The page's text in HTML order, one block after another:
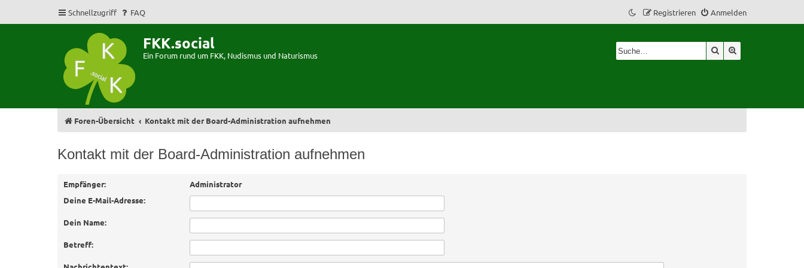
Schnellzugriff FAQ Anmelden
Registrieren
FKK.social
Ein Forum rund um FKK, Nudismus und Naturismus
Suche
Foren-Übersicht Kontakt mit der Board-Administration aufnehmen
Kontakt mit der Board-Administration aufnehmen
Empfänger:
Administrator
Deine E-Mail-Adresse:
Dein Name:
Betreff: